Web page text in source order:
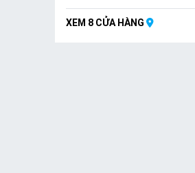
XEM 8 CỬA HÀNG